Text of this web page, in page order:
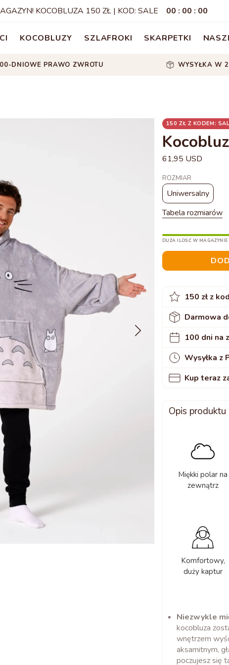
KOCOBLUZA 150 ZŁ | KOD: SALE 00 : 00 : 00
KOCOBLUZY SZLAFROKI SKARPETKI
DNIOWE PRAWO ZWROTU WYSYŁKA W
150 ZŁ Z KODEM:
61,95 USD
ROZMIAR
Uniwersalny
Tabela rozmiarów
DUŻA ILOŚĆ W
150 zł z
Darmowa
100 dni na
Wysyłka z
Kup teraz
Opis produktu
Miękki polar na
zewnątrz
Komfortowy,
duży kaptur
Niezwykle
kocobluza
wnętrzem
aksamitnym,
poczujesz się